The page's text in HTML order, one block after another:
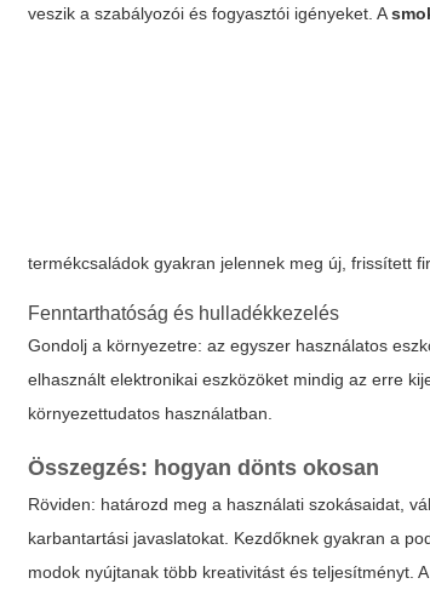
veszik a szabályozói és fogyasztói igényeket. A
termékcsaládok gyakran jelennek meg új, frissített
Fenntarthatóság és hulladékkezelés
Gondolj a környezetre: az egyszer használatos
elhasznált elektronikai eszközöket mindig az erre
környezettudatos használatban.
Összegzés: hogyan dönts okosan
Röviden: határozd meg a használati szokásaidat,
karbantartási javaslatokat. Kezdőknek gyakran a
modok nyújtanak több kreativitást és teljesítményt.